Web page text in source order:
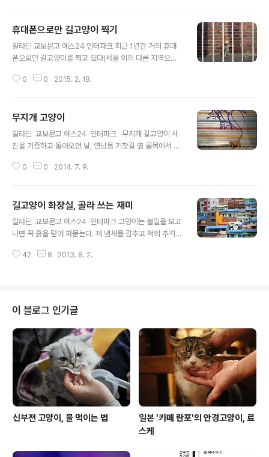
요. 달력 판매 수익금은 고양이들을 위해 쓰인다고 합니다.
매년 길고양이 치료비와 보호소 고양이들 돌봄비로 적잖은
금액이 들어간다는 걸 알기에, 제가 기획해서 매년 진행하
익금으로 고보협에 기부금을 전달하고 있습니다만, 올해는
휴대폰으로만 길고양이 찍기
알라딘 교보문고 예스24 인터파크 최근 1년간 거의 휴대
폰으로만 길고양이를 찍고 있다(서울 외의 다른 지역으로
때는 예외로 하고). 일단 회사 근처로 길고양이 골목 산책을
유지만, 한 가지 연구해보고 싶은 과제가 생겼기 때문이다.
앞으로 살면서 카메라가 없는 상황에서 고양이를 만나는
상황이 더 많을 것이다. 그럴 때 휴대폰만으로 길고양이를
을 수 있는 장점은 뭐가 있을까 하는 궁금증이 생겼다. 제약
0 0 2015. 2. 18.
무지개 고양이
알라딘 교보문고 예스24 인터파크 무지개 길고양이 사
진을 기증하고 돌아오던 날, 연남동 기찻길 옆 골목에서 만
고양이 꼬리와 만나니 꼭 꼬리 끝에 붓을 쥐어주고 나서 그
0 0 2014. 7. 9.
길고양이 화장실, 골라 쓰는 재미
알라딘 교보문고 예스24 인터파크 고양이는 볼일을 보고
나면 꼭 흙을 덮어 파묻는다. 제 냄새를 감추고 적의 추격을
오래다. 그래서 고양이의 눈길이 가는 곳도 도심 속 화단이
따라 화단 쪽으로 다가가본다. 주렁주렁 매달린 고추 열매
아래 숨어들어 볼일을 보던 고양이가 갸웃 하며 얼굴을 내
민다. 고양이가 등을 둥글게 세우고 약간 쭈그린 자세로 등
을 툭, 툭 털면 큰 볼일을 보는 것이고, 그렇지 않으면 작은
볼일을 보는 게다. 긴장해서 나를 돌아본 바람에 고양이 오
줌발도 잠시 멈췄을..
42 8 2013. 8. 2.
이 블로그 인기글
신부전 고양이, 물 먹이는 법
일본 '카페 란포'의 안경고양이, 료
스케